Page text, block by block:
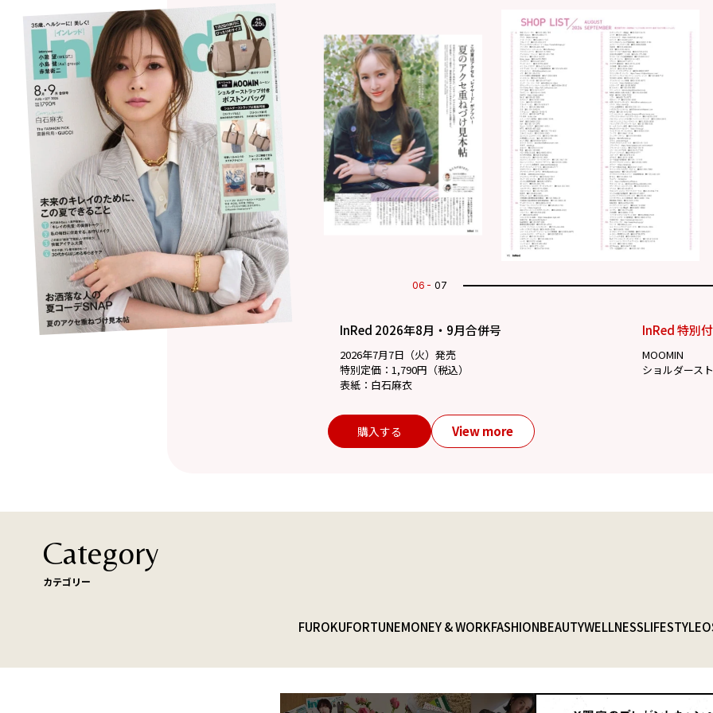
07 07
InRed 2026年8月・9月合併号
2026年7月7日（火）発売
特別定価：1,790円（税込）
表紙：白石麻衣
InRed 特別
MOOMIN
ショルダース
購入する View more
Category
カテゴリー
FUROKUFORTUNEMONEY & WORKFASHIONBEAUTYWELLNESSLIFESTYLE